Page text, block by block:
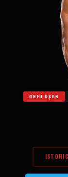
GREU UȘOR